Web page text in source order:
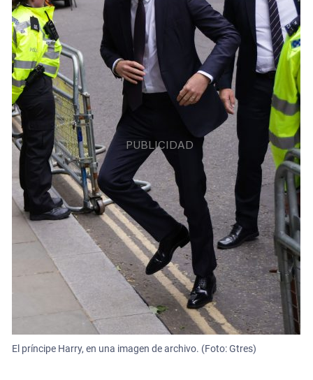
El príncipe Harry, en una imagen de archivo. (Foto: Gtres)